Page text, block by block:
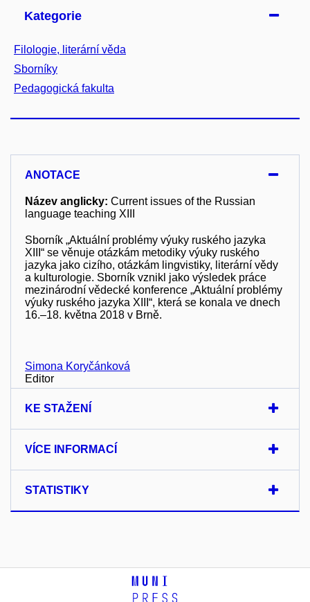
Kategorie
Filologie, literární věda
Sborníky
Pedagogická fakulta
ANOTACE
Název anglicky: Current issues of the Russian
language teaching XIII
Sborník „Aktuální problémy výuky ruského jazyka
XIII“ se věnuje otázkám metodiky výuky ruského
jazyka jako cizího, otázkám lingvistiky, literární vědy
a kulturologie. Sborník vznikl jako výsledek práce
mezinárodní vědecké konference „Aktuální problémy
výuky ruského jazyka XIII“, která se konala ve dnech
16.–18. května 2018 v Brně.
Simona Koryčánková
Editor
KE STAŽENÍ
VÍCE INFORMACÍ
STATISTIKY